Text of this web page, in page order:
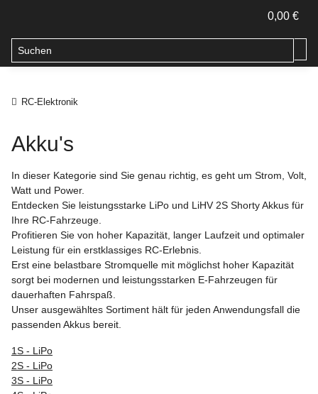
0,00 €
RC-Elektronik
Akku's
In dieser Kategorie sind Sie genau richtig, es geht um Strom, Volt,
Watt und Power.
Entdecken Sie leistungsstarke LiPo und LiHV 2S Shorty Akkus für
Ihre RC-Fahrzeuge.
Profitieren Sie von hoher Kapazität, langer Laufzeit und optimaler
Leistung für ein erstklassiges RC-Erlebnis.
Erst eine belastbare Stromquelle mit möglichst hoher Kapazität
sorgt bei modernen und leistungsstarken E-Fahrzeugen für
dauerhaften Fahrspaß.
Unser ausgewähltes Sortiment hält für jeden Anwendungsfall die
passenden Akkus bereit.
1S - LiPo
2S - LiPo
3S - LiPo